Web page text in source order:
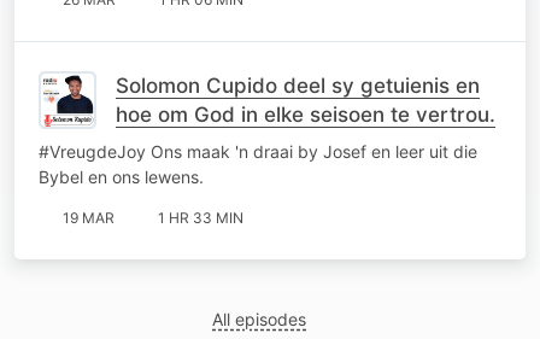
Solomon Cupido deel sy getuienis en
hoe om God in elke seisoen te vertrou.
#VreugdeJoy Ons maak 'n draai by Josef en leer uit die
Bybel en ons lewens.
19 MAR 1 HR 33 MIN
All episodes